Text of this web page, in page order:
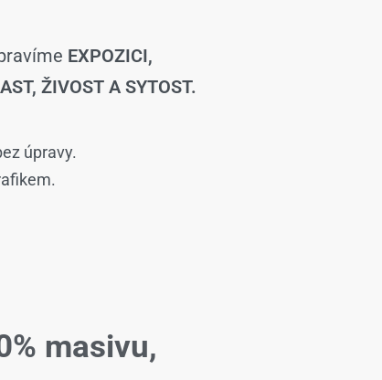
EXPOZICI,
ŽIVOST A SYTOST.
úpravy.
masivu,